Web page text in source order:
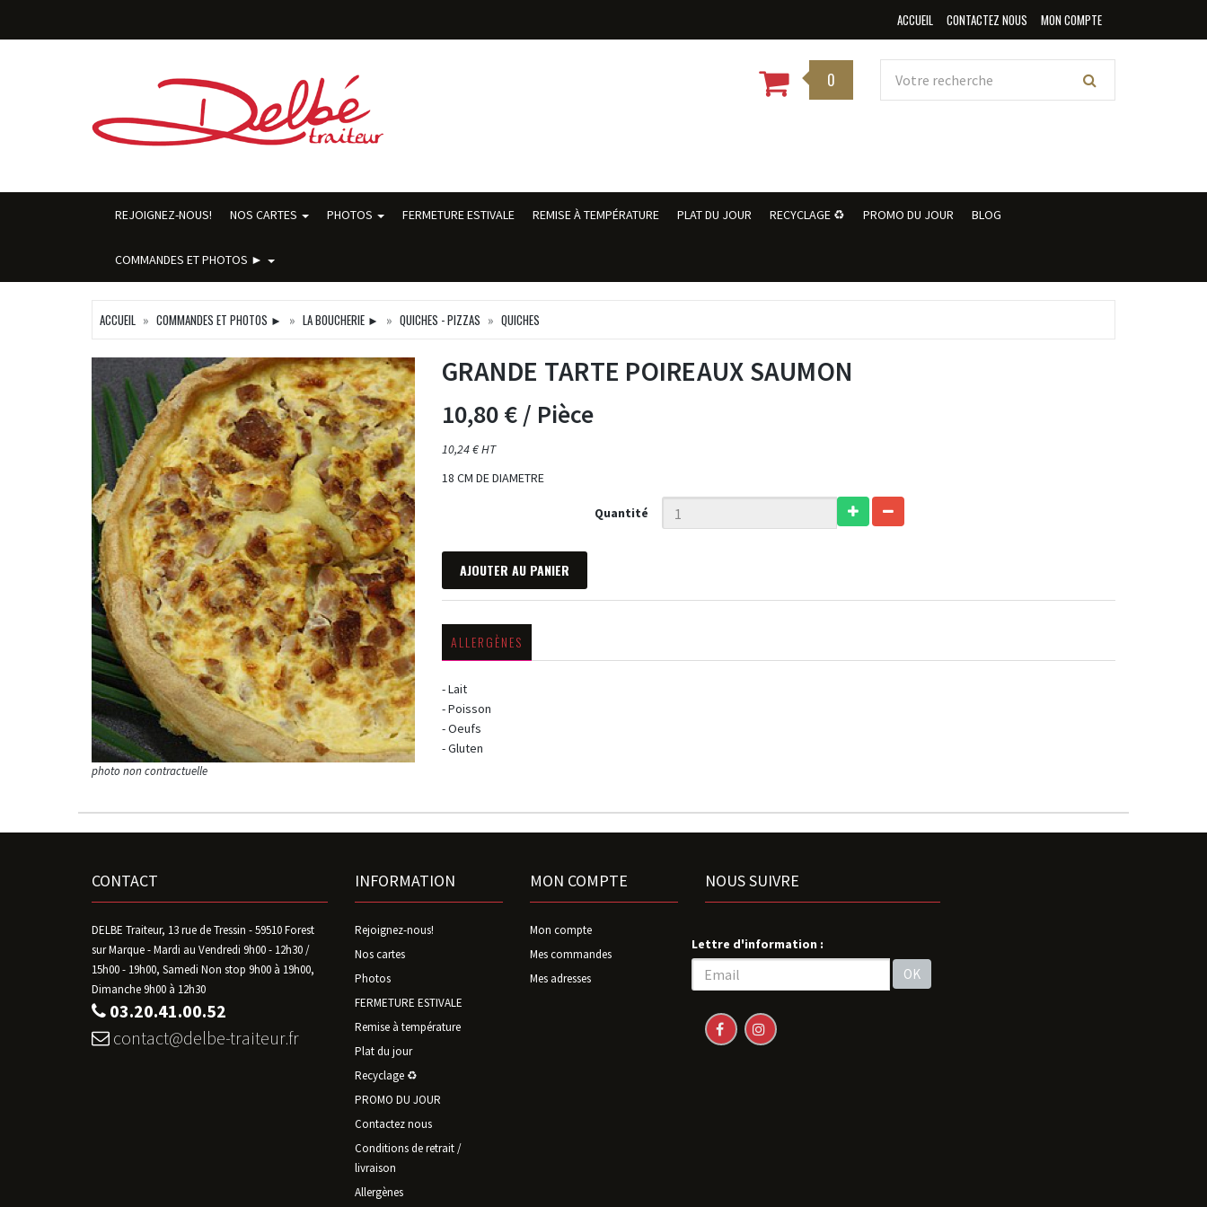
ACCUEIL CONTACTEZ NOUS MON COMPTE
0
REJOIGNEZ-NOUS! NOS CARTES PHOTOS FERMETURE ESTIVALE REMISE À TEMPÉRATURE PLAT DU JOUR RECYCLAGE ♻️ PROMO DU JOUR BLOG
COMMANDES ET PHOTOS ►
ACCUEIL COMMANDES ET PHOTOS ► LA BOUCHERIE ► QUICHES - PIZZAS QUICHES
GRANDE TARTE POIREAUX SAUMON
10,80 €/ Pièce
10,24 € HT
18 CM DE DIAMETRE
Quantité
AJOUTER AU PANIER
ALLERGÈNES
- Lait
- Poisson
- Oeufs
- Gluten
CONTACT
DELBE Traiteur, 13 rue de Tressin - 59510 Forest
sur Marque - Mardi au Vendredi 9h00 - 12h30 /
15h00 - 19h00, Samedi Non stop 9h00 à 19h00,
Dimanche 9h00 à 12h30
03.20.41.00.52
contact@delbe-traiteur.fr
INFORMATION
Rejoignez-nous!
Nos cartes
Photos
FERMETURE ESTIVALE
Remise à température
Plat du jour
Recyclage ♻️
PROMO DU JOUR
Contactez nous
Conditions de retrait /
livraison
Allergènes
MON COMPTE
Mon compte
Mes commandes
Mes adresses
NOUS SUIVRE
Lettre d'information :
OK